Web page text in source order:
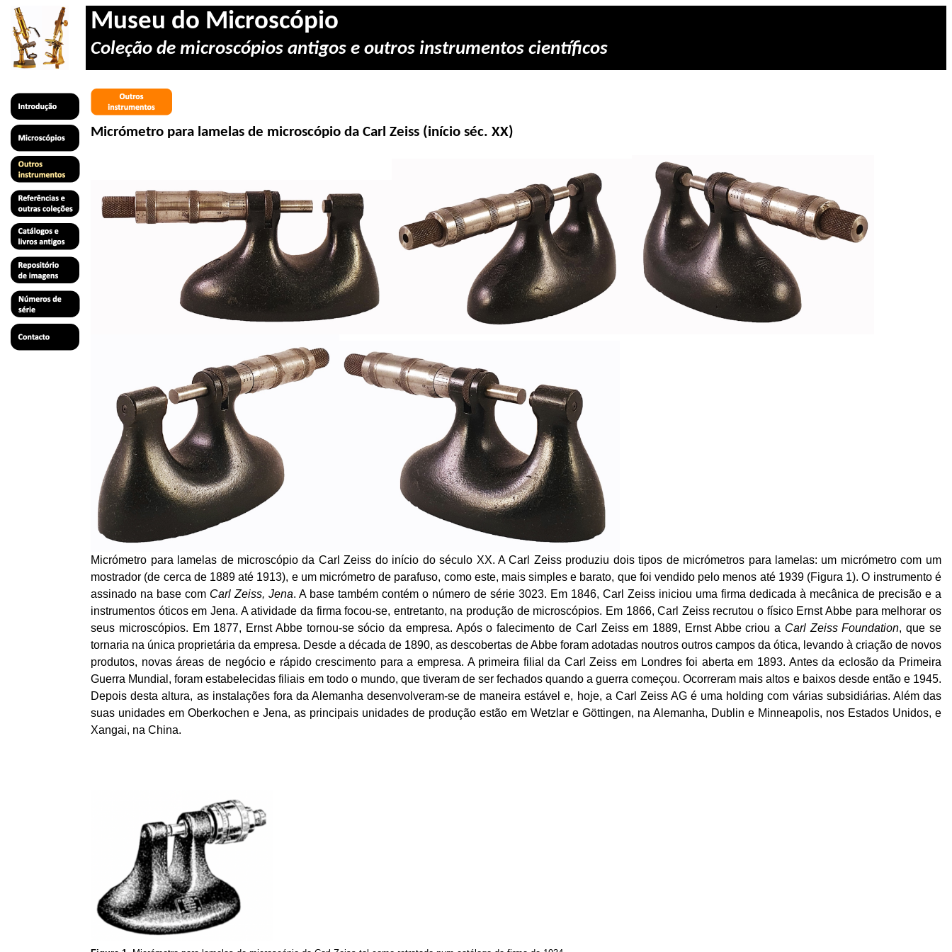
Museu do Microscópio
Coleção de microscópios antigos e outros instrumentos científicos
Micrómetro para lamelas de microscópio da CarlZeiss (início séc. XX)
Micrómetro para lamelas de microscópio da CarlZeiss do início do século XX. A Carl Zeissproduziu dois tipos de micrómetros para lamelas: um micrómetro com um
mostrador (de cerca de 1889 até 1913), e um micrómetro de parafuso, como este, mais simples e barato, que foi vendido pelo menos até 1939 (Figura 1). O instrumento é
assinado na base com CarlZeiss, Jena. A base também contém o número de série 3023. Em 1846, Carl Zeissiniciou uma firma dedicada à mecânica de precisão e a
instrumentos óticos em Jena. A atividade da firma focou-se, entretanto, na produção de microscópios. Em 1866, Carl Zeissrecrutou o físico ErnstAbbepara melhorar os
seus microscópios. Em 1877, Ernst Abbetornou-se sócio da empresa. Após o falecimento de Carl Zeissem 1889, Ernst Abbecriou a Carl ZeissFoundation, que se
tornaria na única proprietária da empresa. Desde a década de 1890, as descobertas deAbbeforam adotadas noutros outros campos da ótica, levando à criação de novos
produtos, novas áreas de negócio e rápido crescimento para a empresa. A primeira filial da CarlZeiss em Londres foi aberta em 1893. Antes da eclosão da Primeira
Guerra Mundial, foram estabelecidas filiais em todo o mundo, que tiveram de ser fechados quando a guerra começou. Ocorreram mais altos e baixos desde então e 1945.
Depois desta altura, as instalações fora da Alemanha desenvolveram-se de maneira estável e, hoje, a Carl ZeissAG é uma holding com várias subsidiárias. Além das
suas unidades emOberkochen e Jena, as principais unidades de produção estão em Wetzlare Göttingen, na Alemanha, Dublin e Minneapolis, nos Estados Unidos, e
Xangai, na China.